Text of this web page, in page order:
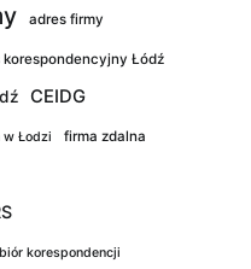
adres firmy
korespondencyjny Łódź
CEIDG
w Łodzi firma zdalna
korespondencji